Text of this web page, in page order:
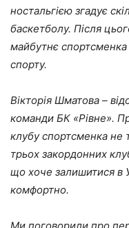
ностальгією згадує
баскетболу. Після
майбутнє
спорту.
Вікторія Шматова –
команди БК «Рівне».
клубу спортсменка не
трьох закордонних
що хоче залишитися в
комфортно.